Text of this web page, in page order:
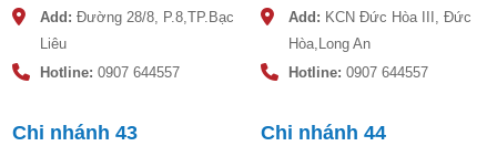
Add: Đường 28/8, P.8,TP.Bạc
Liêu
Hotline: 0907 644557
Add: KCN Đức Hòa III, Đức
Hòa,Long An
Hotline: 0907 644557
Chi nhánh 43 Chi nhánh 44